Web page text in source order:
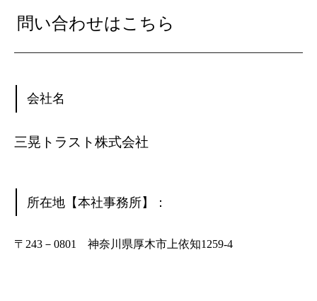
問い合わせはこちら
会社名
三晃トラスト株式会社
所在地【本社事務所】：
〒243－0801 神奈川県厚木市上依知1259-4